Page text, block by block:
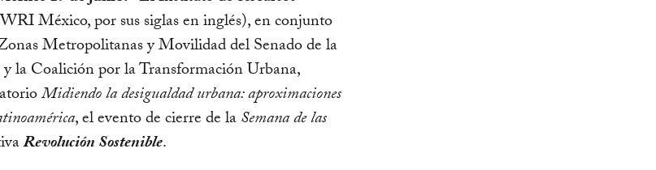
México, por sus siglas en inglés), en conjunto
Metropolitanas y Movilidad del Senado de la
la Coalición por la Transformación Urbana,
Midiendo la desigualdad urbana: aproximaciones
, el evento de cierre de laSemana de las
Revolución Sostenible.